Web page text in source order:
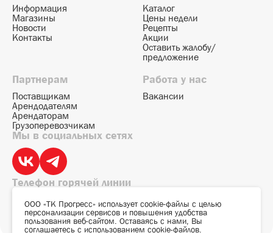
Информация
Магазины
Новости
Контакты
Каталог
Цены недели
Рецепты
Акции
Оставить жалобу/
предложение
Партнерам
Поставщикам
Арендодателям
Арендаторам
Грузоперевозчикам
Работа у нас
Вакансии
Мы в социальных сетях
Телефон горячей линии
+7 (812) 648-50-00
Ежедневно с 09:00 до 21:00
ООО «ТК Прогресс» использует cookie-файлы с целью
персонализации сервисов и повышения удобства
пользования веб-сайтом. Оставаясь с нами, Вы
соглашаетесь с использованием cookie-файлов.